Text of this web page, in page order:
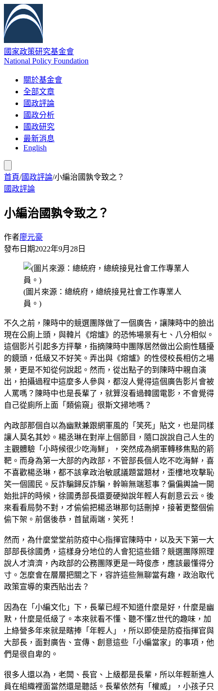
國家政策研究基金會
National Policy Foundation
關於基金會
全部文章
國政評論
國政分析
國政研究
最新消息
English
首頁/國政評論/小編治國孰令致之？
國政評論
小編治國孰令致之？
作者廖元豪
發布日期2022年9月28日
(圖片來源：總統府，總統接見社會工作專業人
員。)
不久之前，陳時中的競選團隊做了一個廣告，讓陳時中的臉出
現在公廁上頭，與韓片《熔爐》的恐怖場景有七、八分相似。
這個影片引起多方抨擊，指摘陳時中團隊居然做出公廁性騷擾
的鏡頭，低級又不好笑。弄出與《熔爐》的性侵校長相仿之場
景，更是不知從何說起。然而，從出點子的到陳時中親自演
出，拍攝過程中這麼多人參與，都沒人覺得這個廣告影片會被
人罵嗎？陳時中也是長輩了，就算沒看過韓國電影，不會覺得
自己從廁所上面「類偷窺」很斯文掃地嗎？
內政部那個自以為幽默兼跟網軍風的「笑死」貼文，也是同樣
讓人莫名其妙。楊丞琳在對岸上個節目，隨口說說自己人生的
主觀體驗「小時候很少吃海鮮」，突然成為網軍轉移焦點的箭
靶。而身為第一大部的內政部，不管部長個人吃不吃海鮮，喜
不喜歡楊丞琳，都不該拿政治敏感議題當題材，歪樓地攻擊恥
笑一個國民。反詐騙歸反詐騙，幹嘛無端惹事？偏偏輿論一開
始批評的時候，徐國勇部長還要硬拗說年輕人有創意云云。後
來看看局勢不對，才偷偷把楊丞琳那句話刪掉，接著更整個偷
偷下架。前倨後恭，首鼠兩端，笑死！
然而，為什麼堂堂前防疫中心指揮官陳時中，以及天下第一大
部部長徐國勇，這樣身分地位的人會犯這些錯？競選團隊照理
說人才濟濟，內政部的公務團隊更是一時俊彥，應該最懂得分
寸。怎麼會在層層把關之下，容許這些無聊當有趣，政治取代
政策宣導的東西貼出去？
因為在「小編文化」下，長輩已經不知道什麼是好，什麼是幽
默，什麼是低級了。本來就看不懂、聽不懂Z世代的趣味，加
上綠營多年來就是瞎捧「年輕人」，所以即使是防疫指揮官與
大部長，面對廣告、宣傳、創意這些「小編當家」的事項，他
們是很自卑的。
很多人還以為，老闆、長官、上級都是長輩，所以年輕新進人
員在組織裡面當然還是聽話。長輩依然有「權威」，小孩子只